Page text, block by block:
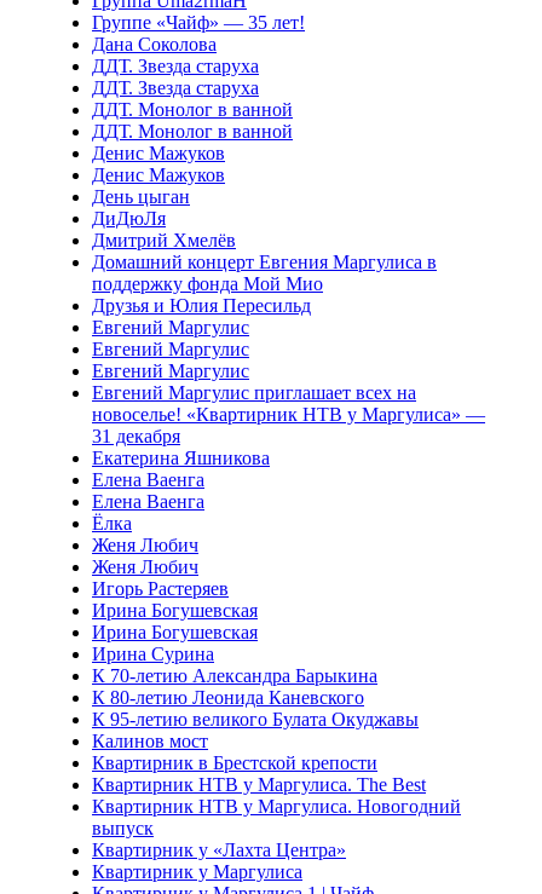
Группе «Чайф» — 35 лет!
Дана Соколова
ДДТ. Звезда старуха
ДДТ. Звезда старуха
ДДТ. Монолог в ванной
ДДТ. Монолог в ванной
Денис Мажуков
Денис Мажуков
День цыган
ДиДюЛя
Дмитрий Хмелёв
Домашний концерт Евгения Маргулиса в
поддержку фонда Мой Мио
Друзья и Юлия Пересильд
Евгений Маргулис
Евгений Маргулис
Евгений Маргулис
Евгений Маргулис приглашает всех на
новоселье! «Квартирник НТВ у Маргулиса» —
31 декабря
Екатерина Яшникова
Елена Ваенга
Елена Ваенга
Ёлка
Женя Любич
Женя Любич
Игорь Растеряев
Ирина Богушевская
Ирина Богушевская
Ирина Сурина
К 70-летию Александра Барыкина
К 80-летию Леонида Каневского
К 95-летию великого Булата Окуджавы
Калинов мост
Квартирник в Брестской крепости
Квартирник НТВ у Маргулиса. The Best
Квартирник НТВ у Маргулиса. Новогодний
выпуск
Квартирник у «Лахта Центра»
Квартирник у Маргулиса